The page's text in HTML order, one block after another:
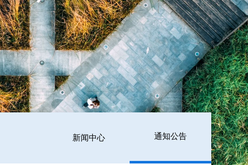
新闻中心 通知公告